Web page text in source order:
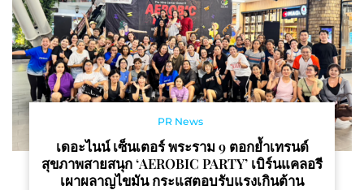
PR News
เดอะไนน์ เซ็นเตอร์ พระราม 9 ตอกย้ำเทรนด์
สุขภาพสายสนุก ‘AEROBIC PARTY’ เบิร์นแคลอรี
เผาผลาญไขมัน กระแสตอบรับแรงเกินต้าน